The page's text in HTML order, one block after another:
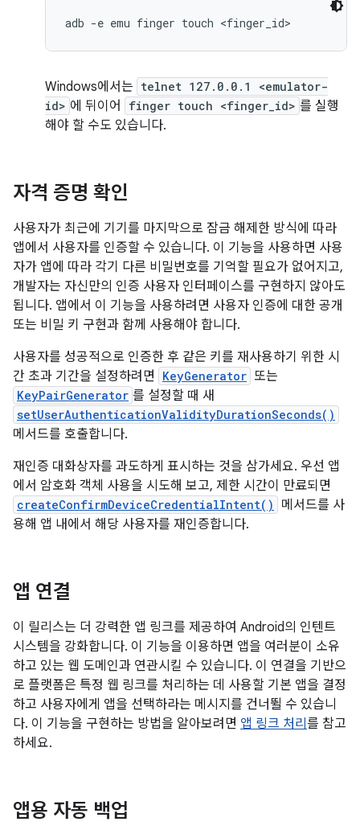
Windows에서는 telnet 127.0.0.1 <emulator-
id> 에 뒤이어 finger touch <finger_id> 를 실행
해야 할 수도 있습니다.
자격 증명 확인
사용자가 최근에 기기를 마지막으로 잠금 해제한 방식에 따라
앱에서 사용자를 인증할 수 있습니다. 이 기능을 사용하면 사용
자가 앱에 따라 각기 다른 비밀번호를 기억할 필요가 없어지고,
개발자는 자신만의 인증 사용자 인터페이스를 구현하지 않아도
됩니다. 앱에서 이 기능을 사용하려면 사용자 인증에 대한 공개
또는 비밀 키 구현과 함께 사용해야 합니다.
사용자를 성공적으로 인증한 후 같은 키를 재사용하기 위한 시
간 초과 기간을 설정하려면
KeyGenerator 또는
KeyPairGenerator 를 설정할 때 새
setUserAuthenticationValidityDurationSeconds()
메서드를 호출합니다.
재인증 대화상자를 과도하게 표시하는 것을 삼가세요. 우선 앱
에서 암호화 객체 사용을 시도해 보고, 제한 시간이 만료되면
createConfirmDeviceCredentialIntent()
메서드를 사
용해 앱 내에서 해당 사용자를 재인증합니다.
앱 연결
이 릴리스는 더 강력한 앱 링크를 제공하여 Android의 인텐트
시스템을 강화합니다. 이 기능을 이용하면 앱을 여러분이 소유
하고 있는 웹 도메인과 연관시킬 수 있습니다. 이 연결을 기반으
로 플랫폼은 특정 웹 링크를 처리하는 데 사용할 기본 앱을 결정
하고 사용자에게 앱을 선택하라는 메시지를 건너뛸 수 있습니
다. 이 기능을 구현하는 방법을 알아보려면 앱 링크 처리 를 참고
하세요.
앱용 자동 백업